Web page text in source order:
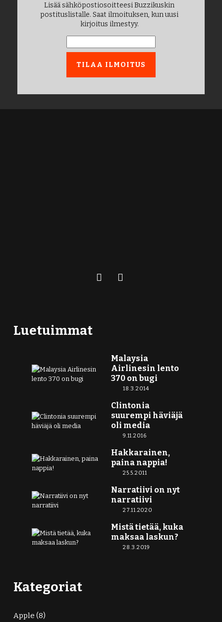
Lisää sähköpostiosoitteesi Buzzikuskin
postituslistalle. Saat ilmoituksen, kun uusi
kirjoitus ilmestyy.
Luetuimmat
Malaysia
Airlinesin lento
370 on bugi
18.3.2014
Clintonia
suurempi häviäjä
oli media
9.11.2016
Hakkarainen,
paina nappia!
25.5.2011
Narratiivi on nyt
narratiivi
27.11.2020
Mistä tietää, kuka
maksaa laskun?
28.3.2019
Kategoriat
Apple (8)